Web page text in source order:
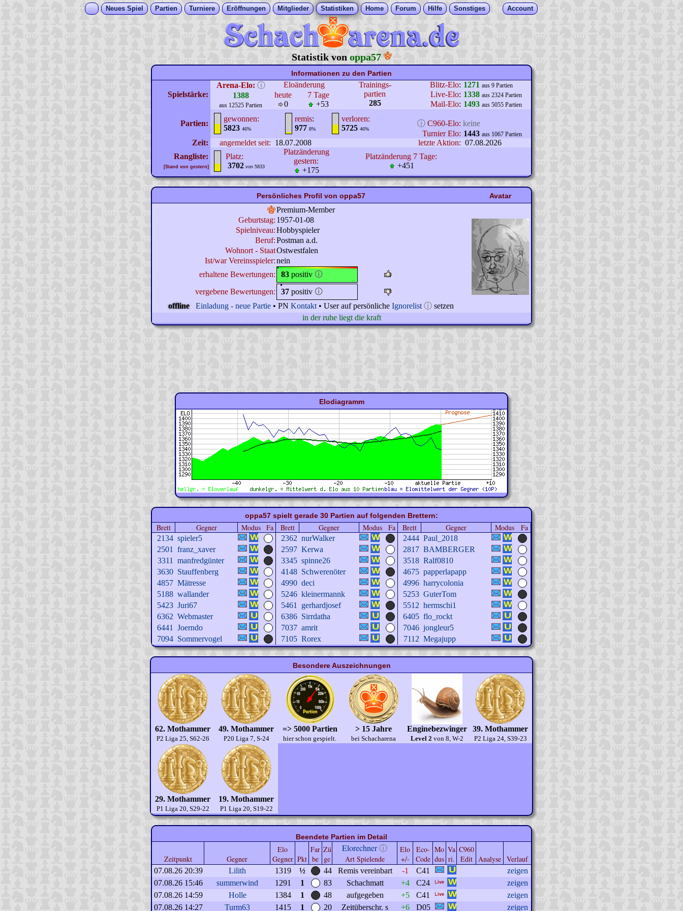
Neues Spiel Partien Turniere Eröffnungen Mitglieder Statistiken Home Forum Hilfe Sonstiges Account
Statistik von oppa57
Informationen zu den Partien
Spielstärke:
Arena-Elo: ⓘ
1388
aus 12525 Partien
Eloänderung
Trainings-
partien
285
Blitz-Elo: 1271 aus 9 Partien
heute
0
7 Tage
+53
Live-Elo: 1338 aus 2324 Partien
Mail-Elo: 1493 aus 5055 Partien
Partien:
gewonnen:
5823 46%
remis:
977 8%
verloren:
5725 46%
ⓘ C960-Elo: keine
Turnier Elo: 1443 aus 1067 Partien
Zeit: angemeldet seit: 18.07.2008 letzte Aktion: 07.08.2026
Rangliste:
[Stand von gestern]
Platz:
3702 von 5833
Platzänderung
gestern:
+175
Platzänderung 7 Tage:
+451
Persönliches Profil von oppa57 Avatar
Premium-Member
Geburtstag: 1957-01-08
Spielniveau:Hobbyspieler
Beruf:Postman a.d.
Wohnort - StaatOstwestfalen
Ist/war Vereinsspieler:nein
erhaltene Bewertungen:
83 positiv 🛈
vergebene Bewertungen:
37 positiv 🛈
offline
Einladung - neue Partie• PN Kontakt• User auf persönliche Ignorelist ⓘsetzen
in der ruhe liegt die kraft
Elodiagramm
oppa57 spielt gerade 30 Partien auf folgenden Brettern:
Brett Gegner Modus Fa Brett Gegner Modus Fa Brett Gegner Modus Fa
2134 spieler5 2362 nurWalker 2444 Paul_2018
2501
franz_xaver 2597 Kerwa 2817 BAMBERGER
3311
manfredgünter 3345 spinne26 3518 Ralf0810
3630 Stauffenberg 4148 Schwerenöter 4675 papperlapapp
4857 Mätresse 4990 deci 4996 harrycolonia
5188 wallander 5246 kleinermannk 5253 GuterTom
5423 Juri67 5461 gerhardjosef 5512 hermschi1
6362 Webmaster 6386 Sirrdatha 6405 flo_rockt
6441
Joerndo 7037 amrit 7046 jongleur5
7094 Sommervogel 7105 Rorex 7112 Megajupp
Besondere Auszeichnungen
62. Mothammer
P2 Liga 25, S62-26
49. Mothammer
P20 Liga 7, S-24
=> 5000 Partien
hier schon gespielt.
> 15 Jahre
bei Schacharena
Enginebezwinger
Level 2 von 8, W-2
39. Mothammer
P2 Liga 24, S39-23
29. Mothammer
P1 Liga 20, S29-22
19. Mothammer
P1 Liga 20, S19-22
Beendete Partien im Detail
Zeitpunkt Gegner
Elo
Gegner Pkt
Far
be
Zü
ge
Elorechnerⓘ
Art Spielende
Elo
+/-
Eco-
Code
Mo
dus
Va
ri.
C960
Edit
Analyse Verlauf
07.08.26 20:39 Lilith 1319 ½ 44 Remis vereinbart -1 C41
zeigen
07.08.26 15:46
summerwind 1291 1 83 Schachmatt +4 C24
zeigen
07.08.26 14:59
Holle 1384 1 48 aufgegeben +5 C41
zeigen
07.08.26 14:27
Turm63 1415 1 20 Zeitüberschr. s +6 D05 zeigen